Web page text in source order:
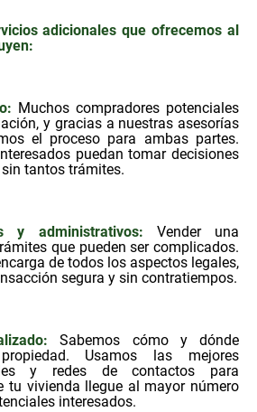
adicionales que ofrecemos al
Muchos compradores potenciales
y gracias a nuestras asesorías
el proceso para ambas partes.
puedan tomar decisiones
tantos trámites.
y administrativos: Vender una
que pueden ser complicados.
de todos los aspectos legales,
segura y sin contratiempos.
Sabemos cómo y dónde
Usamos las mejores
y redes de contactos para
tu vivienda llegue al mayor número
interesados.